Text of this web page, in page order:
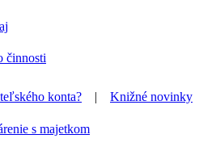
činnosti
s majetkom
konta? | Knižné novinky